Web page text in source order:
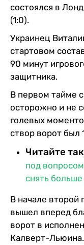
состоялся в
(1:0).
Украинец
стартовом
90 минут
защитника.
В первом тайме
осторожно и не
голевых
створ ворот был
Читайте
под
снять больше
В начале второй
вышел вперед
ворот в
Калверт-Льюина.